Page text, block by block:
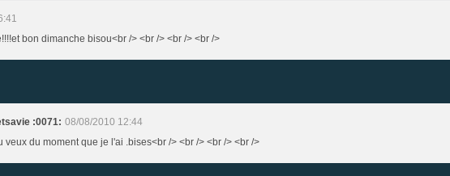
bon dimanche bisou<br /> <br /> <br /> <br />
:0071: 08/08/2010 12:44
veux du moment que je l'ai .bises<br /> <br /> <br /> <br />